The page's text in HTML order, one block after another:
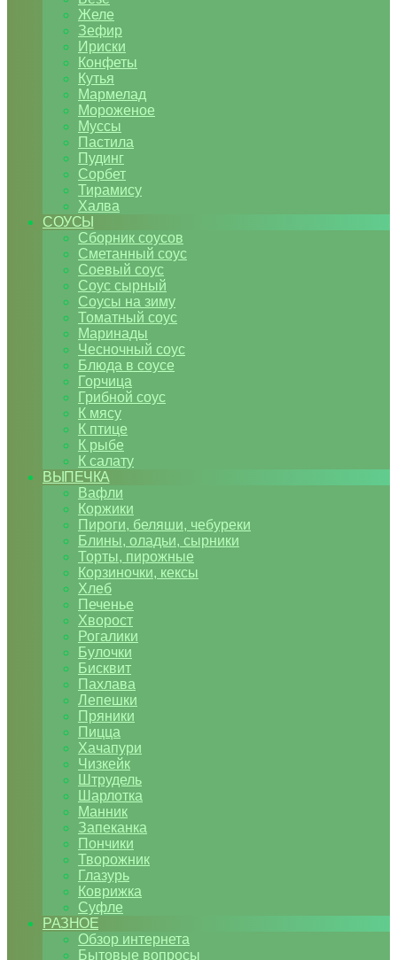
Желе
Зефир
Ириски
Конфеты
Кутья
Мармелад
Мороженое
Муссы
Пастила
Пудинг
Сорбет
Тирамису
Халва
СОУСЫ
Сборник соусов
Сметанный соус
Соевый соус
Соус сырный
Соусы на зиму
Томатный соус
Маринады
Чесночный соус
Блюда в соусе
Горчица
Грибной соус
К мясу
К птице
К рыбе
К салату
ВЫПЕЧКА
Вафли
Коржики
Пироги, беляши, чебуреки
Блины, оладьи, сырники
Торты, пирожные
Корзиночки, кексы
Хлеб
Печенье
Хворост
Рогалики
Булочки
Бисквит
Пахлава
Лепешки
Пряники
Пицца
Хачапури
Чизкейк
Штрудель
Шарлотка
Манник
Запеканка
Пончики
Творожник
Глазурь
Коврижка
Суфле
РАЗНОЕ
Обзор интернета
Бытовые вопросы